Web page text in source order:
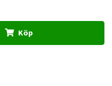
Köp